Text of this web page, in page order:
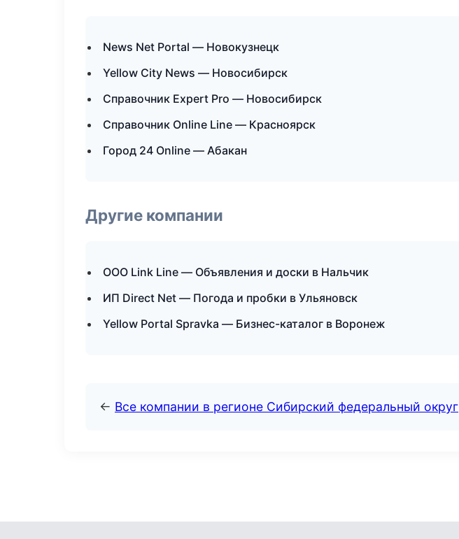
News Net Portal — Новокузнецк
Yellow City News — Новосибирск
Справочник Expert Pro — Новосибирск
Справочник Online Line — Красноярск
Город 24 Online — Абакан
Другие компании
ООО Link Line — Объявления и доски в Нальчик
ИП Direct Net — Погода и пробки в Ульяновск
Yellow Portal Spravka — Бизнес-каталог в Воронеж
← Все компании в регионе Сибирский федеральный округ